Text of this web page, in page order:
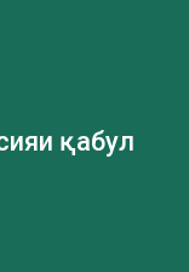
қабул